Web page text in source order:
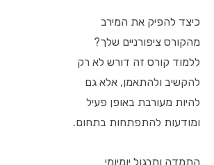
כיצד להפיק את המירב
מהקורס ציפורניים שלך?
ללמוד קורס זה דורש לא רק
להקשיב ולהתאמן, אלא גם
להיות מעורבת באופן פעיל
ומודעות להתפתחות בתחום.
התמדה ותרגול יומיומי